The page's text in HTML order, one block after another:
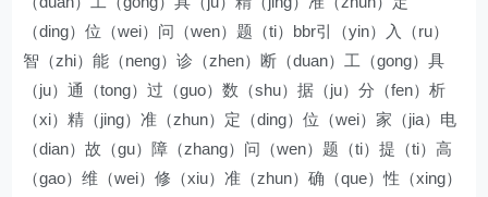
（ding）位（wei）问（wen）题（ti）bbr引（yin）入（ru）
智（zhi）能（neng）诊（zhen）断（duan）工（gong）具
（ju）通（tong）过（guo）数（shu）据（ju）分（fen）析
（xi）精（jing）准（zhun）定（ding）位（wei）家（jia）电
（dian）故（gu）障（zhang）问（wen）题（ti）提（ti）高
（gao）维（wei）修（xiu）准（zhun）确（que）性（xing）